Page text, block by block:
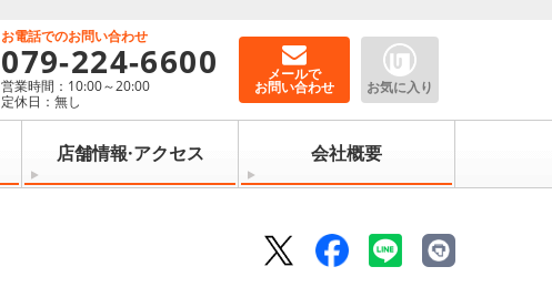
お電話でのお問い合わせ
079-224-6600
営業時間：10:00～20:00
定休日：無し
メールで
お問い合わせ お気に入り
店舗情報·アクセス 会社概要